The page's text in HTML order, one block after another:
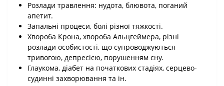
Розлади травлення: нудота, блювота, поганий
апетит.
Запальні процеси, болі різної тяжкості.
Хвороба Крона, хвороба Альцгеймера, різні
розлади особистості, що супроводжуються
тривогою, депресією, порушенням сну.
Глаукома, діабет на початкових стадіях, серцево-
судинні захворювання та ін.